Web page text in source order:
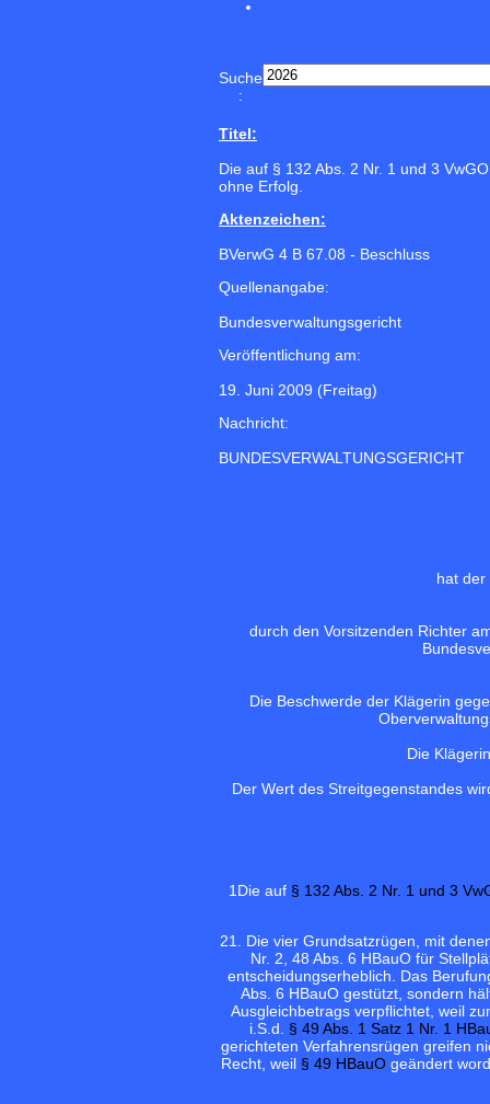
Suche
:
Titel:
Die auf § 132 Abs. 2 Nr. 1 und 3
ohne Erfolg.
Aktenzeichen:
BVerwG 4 B 67.08 - Beschluss
Quellenangabe:
Bundesverwaltungsgericht
Veröffentlichung am:
19. Juni 2009 (Freitag)
Nachricht:
BUNDESVERWALTUNGSGERICHT
hat der
durch den Vorsitzenden Richter
Die Beschwerde der Klägerin
Die
Der Wert des Streitgegenstandes
1Die auf § 132 Abs. 2 Nr. 1 und 3
21. Die vier Grundsatzrügen, mit
Nr. 2, 48 Abs. 6 HBauO für
entscheidungserheblich. Das
Abs. 6 HBauO gestützt, sondern
Ausgleichbetrags verpflichtet, weil
i.S.d. § 49 Abs. 1 Satz 1 Nr. 1
gerichteten Verfahrensrügen greifen
Recht, weil § 49 HBauOgeändert